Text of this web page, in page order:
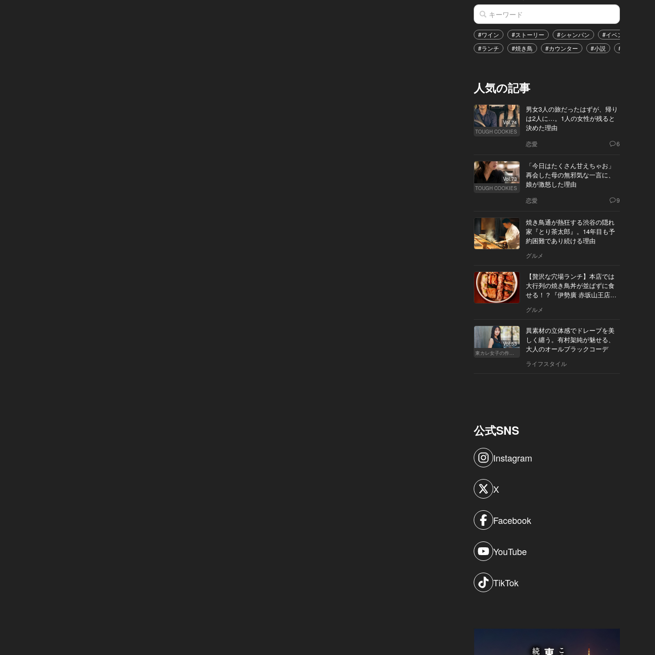
#ワイン #ストーリー #シャンパン #イベント
#ランチ
#焼き鳥 #カウンター #小説 #恋愛
人気の記事
Vol.74
TOUGH COOKIES
男女3人の旅だったはずが、帰り
は2人に…。1人の女性が残ると
決めた理由
恋愛 6
Vol.73
TOUGH COOKIES
「今日はたくさん甘えちゃお」
再会した母の無邪気な一言に、
娘が激怒した理由
恋愛 9
焼き鳥通が熱狂する渋谷の隠れ
家『とり茶太郎』。14年目も予
約困難であり続ける理由
グルメ
【贅沢な穴場ランチ】本店では
大行列の焼き鳥丼が並ばずに食
せる！？『伊勢廣 赤坂山王店』
グルメ
Vol.53
東カレ女子の作り方
異素材の立体感でドレープを美
しく纏う。有村架純が魅せる、
大人のオールブラックコーデ
ライフスタイル
公式SNS
Instagram
X
Facebook
YouTube
TikTok